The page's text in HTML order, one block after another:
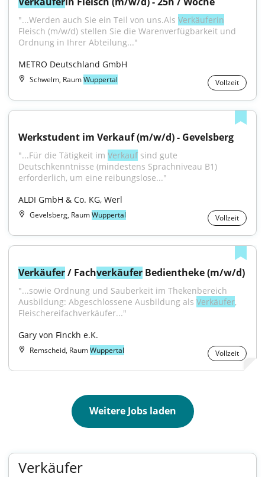
"...Werden auch Sie ein Teil von uns.Als Verkäuferin
Fleisch (m/w/d) stellen Sie die Warenverfügbarkeit und
Ordnung in Ihrer Abteilung..."
METRO Deutschland GmbH
Schwelm, RaumWuppertal Vollzeit
Werkstudent im Verkauf (m/w/d) - Gevelsberg
"...Für die Tätigkeit im Verkauf sind gute
Deutschkenntnisse (mindestens Sprachniveau B1)
erforderlich, um eine reibungslose..."
ALDI GmbH & Co. KG, Werl
Gevelsberg, RaumWuppertal Vollzeit
Verkäufer / Fachverkäufer Bedientheke (m/w/d)
"...sowie Ordnung und Sauberkeit im Thekenbereich
Ausbildung: Abgeschlossene Ausbildung als Verkäufer,
Fleischereifachverkäufer..."
Gary von Finckh e.K.
Remscheid, RaumWuppertal Vollzeit
Weitere Jobs laden
Verkäufer